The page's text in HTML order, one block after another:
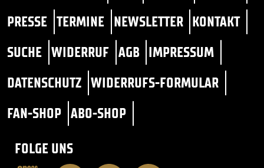
PRESSE TERMINE NEWSLETTER KONTAKT
SUCHE WIDERRUF AGB IMPRESSUM
DATENSCHUTZ WIDERRUFS-FORMULAR
FAN-SHOP ABO-SHOP
FOLGE UNS